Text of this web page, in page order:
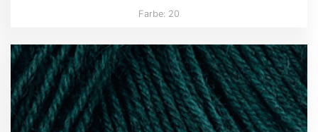
Farbe: 20